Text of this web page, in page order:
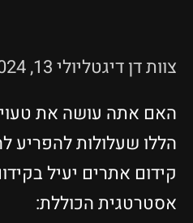
צוות דן דיגטליולי 13, 2024
הללו שעלולות
קידום אתרים יעיל
אסטרטגית הכוללת: